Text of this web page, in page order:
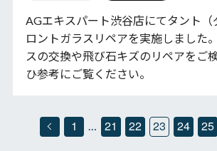
AGエキスパート渋谷店にてタント（
ロントガラスリペアを実施しました
スの交換や飛び石キズのリペアをご
ひ参考にご覧ください。
1 … 21 22 23 24 25